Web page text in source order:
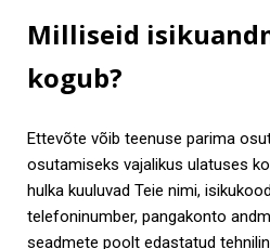
Milliseid
kogub?
Ettevõte võib teenuse parima
osutamiseks vajalikus ulatuses
hulka kuuluvad Teie nimi,
telefoninumber, pangakonto
seadmete poolt edastatud